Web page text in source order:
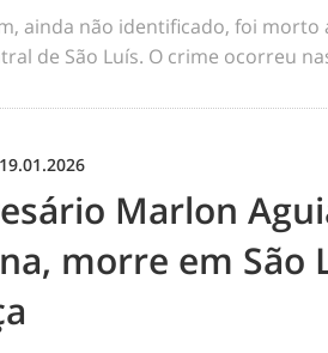
ainda não identificado, foi
de São Luís. O crime ocorreu
19.01.2026
Marlon
morre em São